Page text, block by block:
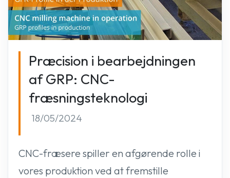
Præcision i bearbejdningen
af GRP: CNC-
fræsningsteknologi
18/05/2024
CNC-fræsere spiller en afgørende rolle i
vores produktion ved at fremstille